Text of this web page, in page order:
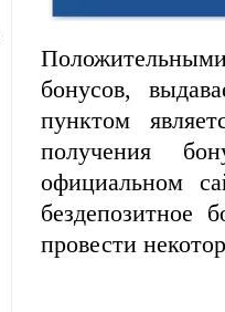
бонусов,
пунктом
получения
официальном
бездепозитное
провести